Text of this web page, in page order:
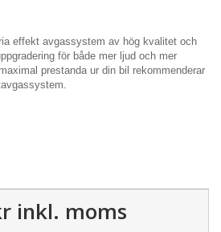
effekt avgassystem av hög kvalitet och
för både mer ljud och mer
prestanda ur din bil rekommenderar
inkl. moms